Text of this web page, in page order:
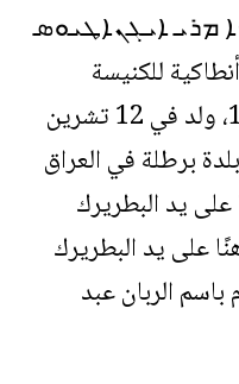
ܡܪܝ ܐܝܓܢܐܛܝܘܣ
للكنيسة
السريانية الأرثوذكسية الـ 121، ولد في 12 تشرين
عام 1912م في بلدة برطلة في العراق
يد البطريرك
على يد البطريرك
الربان عبد